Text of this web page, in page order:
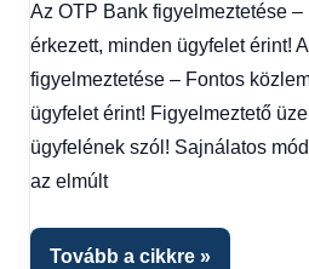
Hírek ,
Hírek
1
Hitel
Az OTP Bank figyelmeztetése
érkezett, minden ügyfelet érint!
figyelmeztetése – Fontos
ügyfelet érint! Figyelmeztető
ügyfelének szól! Sajnálatos
az elmúlt
Tovább a cikkre